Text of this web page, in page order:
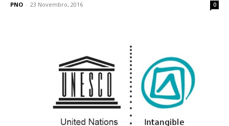
PNO - 23 Novembro, 2016 0